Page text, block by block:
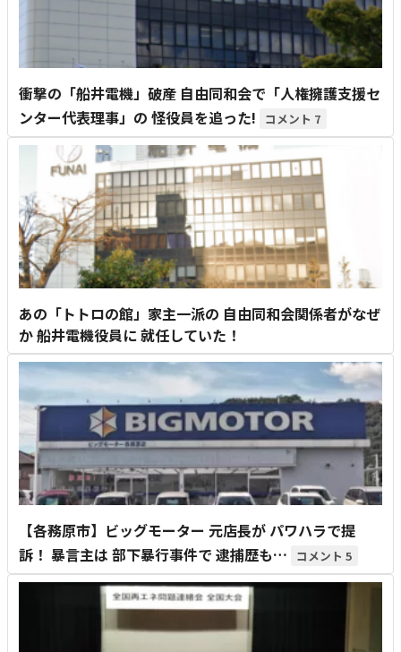
衝撃の「船井電機」破産 自由同和会で「人権擁護支援セ
ンター代表理事」の 怪役員を追った!
7
あの「トトロの館」家主一派の 自由同和会関係者がなぜ
か 船井電機役員に 就任していた！
【各務原市】ビッグモーター 元店長が パワハラで提
訴！ 暴言主は 部下暴行事件で 逮捕歴も…
5